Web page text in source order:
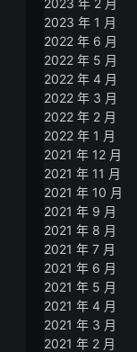
2023 年 2 月
2023 年 1 月
2022 年 6 月
2022 年 5 月
2022 年 4 月
2022 年 3 月
2022 年 2 月
2022 年 1 月
2021 年 12 月
2021 年 11 月
2021 年 10 月
2021 年 9 月
2021 年 8 月
2021 年 7 月
2021 年 6 月
2021 年 5 月
2021 年 4 月
2021 年 3 月
2021 年 2 月